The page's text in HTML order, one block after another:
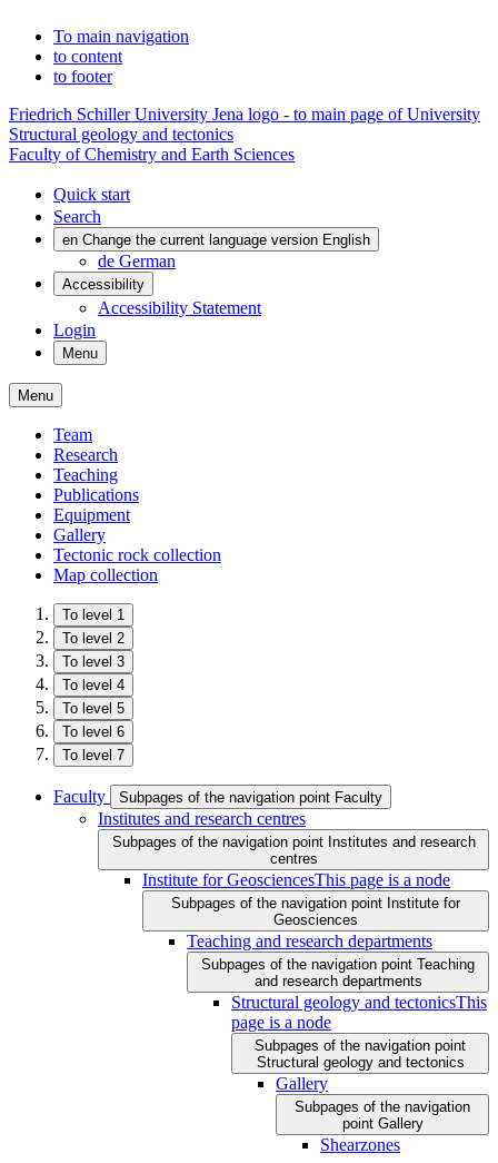
To main navigation
to content
to footer
Friedrich Schiller University Jena logo - to main page of University
Structural geology and tectonics
Faculty of Chemistry and Earth Sciences
Quick start
Search
en Change the current language version English
de German
Accessibility
Accessibility Statement
Login
Menu
Menu
Team
Research
Teaching
Publications
Equipment
Gallery
Tectonic rock collection
Map collection
To level 1
To level 2
To level 3
To level 4
To level 5
To level 6
To level 7
Faculty Subpages of the navigation point Faculty
Institutes and research centres
Subpages of the navigation point Institutes and research
centres
Institute for GeosciencesThis page is a node
Subpages of the navigation point Institute for
Geosciences
Teaching and research departments
Subpages of the navigation point Teaching
and research departments
Structural geology and tectonicsThis
page is a node
Subpages of the navigation point
Structural geology and tectonics
Gallery
Subpages of the navigation
point Gallery
Shearzones